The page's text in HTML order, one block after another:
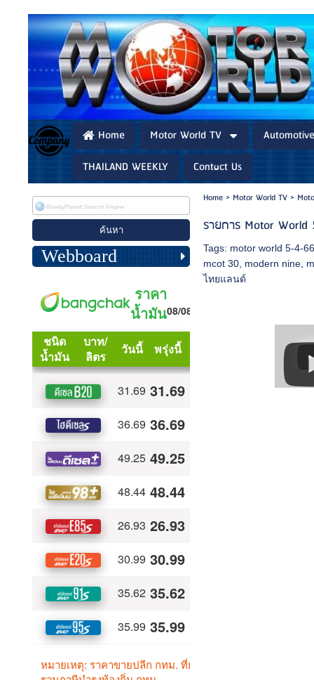
Home Motor World TV
THAILAND WEEKLY
Contact Us
Webboard
Home> Motor World TV>
รายการ Motor
Tags: motor world 5-4-
mcot 30 modern nine
ไทยแลนด์